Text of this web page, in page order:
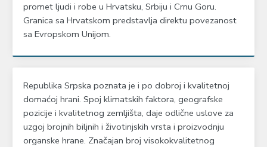
promet ljudi i robe u Hrvatsku, Srbiju i Crnu Goru.
Granica sa Hrvatskom predstavlja direktu povezanost
sa Evropskom Unijom.
Republika Srpska poznata je i po dobroj i kvalitetnoj
domaćoj hrani. Spoj klimatskih faktora, geografske
pozicije i kvalitetnog zemljišta, daje odlične uslove za
uzgoj brojnih biljnih i životinjskih vrsta i proizvodnju
organske hrane. Značajan broj visokokvalitetnog